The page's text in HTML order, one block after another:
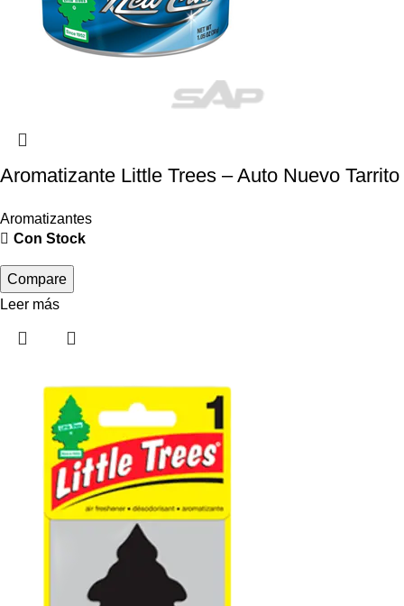
Aromatizante Little Trees – Auto Nuevo Tarrito
Aromatizantes
Con Stock
Compare
Leer más